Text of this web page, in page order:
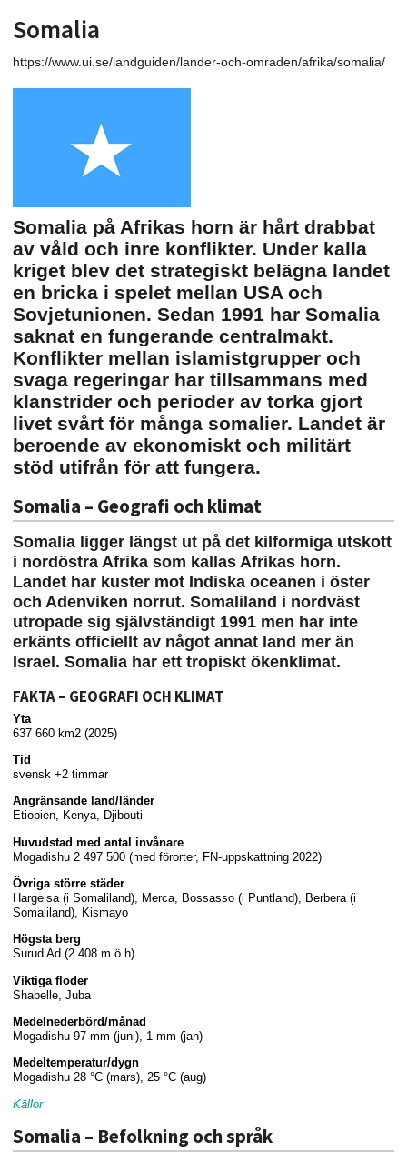
Somalia
https://www.ui.se/landguiden/lander-och-omraden/afrika/somalia/
Somalia på Afrikas horn är hårt drabbat
av våld och inre konflikter. Under kalla
kriget blev det strategiskt belägna landet
en bricka i spelet mellan USA och
Sovjetunionen. Sedan 1991 har Somalia
saknat en fungerande centralmakt.
Konflikter mellan islamistgrupper och
svaga regeringar har tillsammans med
klanstrider och perioder av torka gjort
livet svårt för många somalier. Landet är
beroende av ekonomiskt och militärt
stöd utifrån för att fungera.
Somalia – Geografi och klimat
Somalia ligger längst ut på det kilformiga utskott
i nordöstra Afrika som kallas Afrikas horn.
Landet har kuster mot Indiska oceanen i öster
och Adenviken norrut. Somaliland i nordväst
utropade sig självständigt 1991 men har inte
erkänts officiellt av något annat land mer än
Israel. Somalia har ett tropiskt ökenklimat.
FAKTA – GEOGRAFI OCH KLIMAT
Yta
637 660 km2 (2025)
Tid
svensk +2 timmar
Angränsande land/länder
Etiopien, Kenya, Djibouti
Huvudstad med antal invånare
Mogadishu 2 497 500 (med förorter, FN-uppskattning 2022)
Övriga större städer
Hargeisa (i Somaliland), Merca, Bossasso (i Puntland), Berbera (i
Somaliland), Kismayo
Högsta berg
Surud Ad (2 408 m ö h)
Viktiga floder
Shabelle, Juba
Medelnederbörd/månad
Mogadishu 97 mm (juni), 1 mm (jan)
Medeltemperatur/dygn
Mogadishu 28 °C (mars), 25 °C (aug)
Källor
Somalia – Befolkning och språk